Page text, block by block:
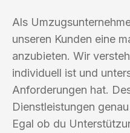
Als
unseren Kunden eine
anzubieten. Wir
individuell ist und
Anforderungen hat.
Dienstleistungen
Egal ob du